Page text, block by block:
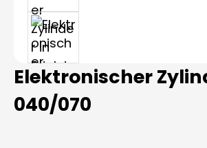
Elektronischer
040/070